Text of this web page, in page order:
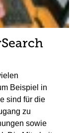
Beispiel in
sind für die
zu
sowie